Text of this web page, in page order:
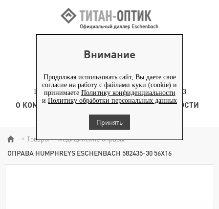
Внимание
Продолжая использовать сайт, Вы даете свое
согласие на работу с файлами куки (cookie) и
принимаете Политику конфиденциальности
и Политику обработки персональных данных
Принять
+7 (495) 653-82-70
117186, г. Москва, Севастопольский проспект, д. 23
О КОМПАНИИ ТОВАРЫ ТЕХНОЛОГИЯ
НОВОСТИ
КОНТЕНТ
> Товары > Медицинские оправы >
ОПРАВА HUMPHREYS ESCHENBACH 582435-30 56Х16